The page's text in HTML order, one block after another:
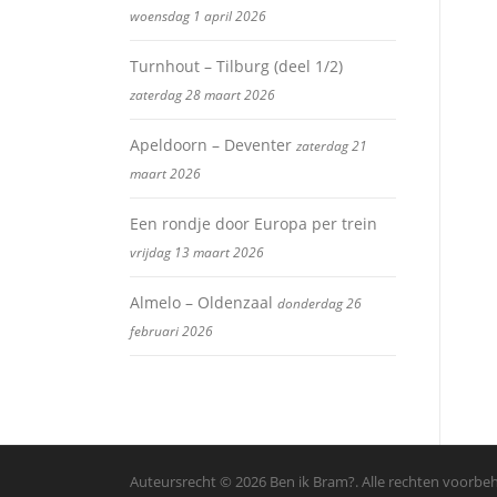
woensdag 1 april 2026
Turnhout – Tilburg (deel 1/2)
zaterdag 28 maart 2026
Apeldoorn – Deventer zaterdag 21
maart 2026
Een rondje door Europa per trein
vrijdag 13 maart 2026
Almelo – Oldenzaal donderdag 26
februari 2026
Auteursrecht © 2026 Ben ik Bram?. Alle rechten